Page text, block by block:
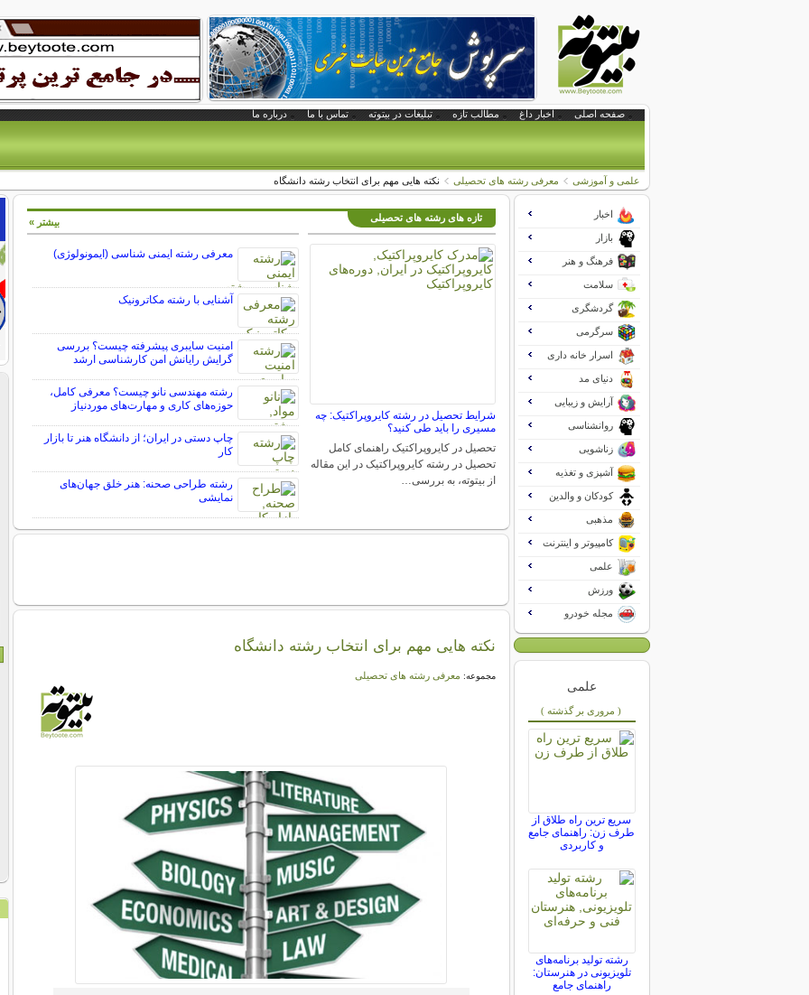
صفحه اصلی اخبار داغ مطالب تازه تبلیغات در بیتوته تماس با ما درباره ما
علمی و آموزشی معرفی رشته های تحصیلی نکته هایی مهم برای انتخاب رشته دانشگاه
تازه های رشته های تحصیلی
شرایط تحصیل در رشته کایروپراکتیک: چه
مسیری را باید طی کنید؟
تحصیل در کایروپراکتیک راهنمای کامل
تحصیل در رشته کایروپراکتیک در این مقاله
از بیتوته، به بررسی…
معرفی رشته ایمنی شناسی (ایمونولوژی)
آشنایی با رشته مکاترونیک
امنیت سایبری پیشرفته چیست؟ بررسی
گرایش رایانش امن کارشناسی ارشد
رشته مهندسی نانو چیست؟ معرفی کامل،
حوزه‌های کاری و مهارت‌های موردنیاز
چاپ دستی در ایران؛ از دانشگاه هنر تا بازار
کار
رشته طراحی صحنه: هنر خلق جهان‌های
نمایشی
بیشتر »
نکته هایی مهم برای انتخاب رشته دانشگاه
مجموعه: معرفی رشته های تحصیلی
اخبار
بازار
فرهنگ و هنر
سلامت
گردشگری
سرگرمی
اسرار خانه داری
دنیای مد
آرایش و زیبایی
روانشناسی
زناشویی
آشپزی و تغذیه
کودکان و والدین
مذهبی
کامپیوتر و اینترنت
علمی
ورزش
مجله خودرو
علمی
( مروری بر گذشته )
سریع ترین راه طلاق از
طرف زن: راهنمای جامع
و کاربردی
رشته تولید برنامه‌های
تلویزیونی در هنرستان:
راهنمای جامع